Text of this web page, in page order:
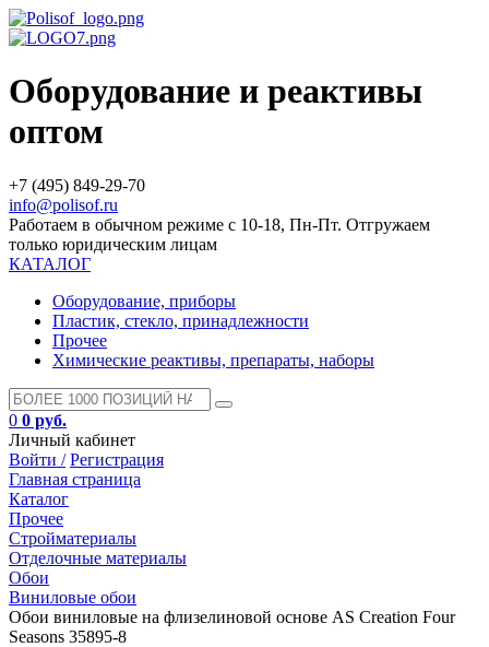
Оборудование и реактивы
оптом
+7 (495) 849-29-70
info@polisof.ru
Работаем в обычном режиме с 10-18, Пн-Пт. Отгружаем
только юридическим лицам
КАТАЛОГ
Оборудование, приборы
Пластик, стекло, принадлежности
Прочее
Химические реактивы, препараты, наборы
0 0 руб.
Личный кабинет
Войти / Регистрация
Главная страница
Каталог
Прочее
Стройматериалы
Отделочные материалы
Обои
Виниловые обои
Обои виниловые на флизелиновой основе AS Creation Four
Seasons 35895-8